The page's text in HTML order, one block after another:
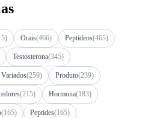
Orais(466) Peptídeos(465)
Testosterona(345)
(259) Produto(239)
(215) Hormona(183)
(165) Peptides(165)